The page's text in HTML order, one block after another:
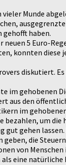
Munde
gehofft haben.
5 Euro-
konnten diese
diskutiert.
im
aus den
im
um die
gehen
die
von
eine